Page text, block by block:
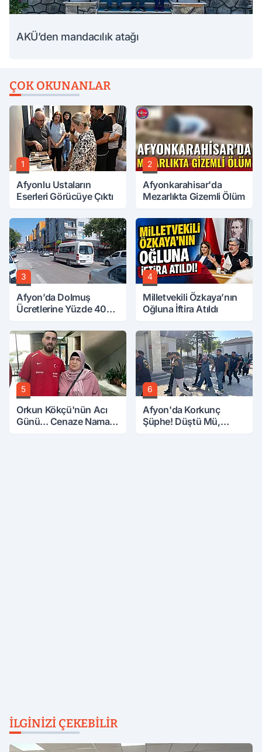
AKÜ’den mandacılık atağı
ÇOK OKUNANLAR
1
Afyonlu Ustaların
Eserleri Görücüye Çıktı
2
Afyonkarahisar'da
Mezarlıkta Gizemli Ölüm
3
Afyon’da Dolmuş
Ücretlerine Yüzde 40
4
Milletvekili Özkaya’nın
Oğluna İftira Atıldı
5
Orkun Kökçü'nün Acı
Günü... Cenaze Namazı
6
Afyon'da Korkunç
Şüphe! Düştü Mü,
İLGINIZI ÇEKEBILIR